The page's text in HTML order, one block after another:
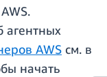
агентных
AWS см. в
начать